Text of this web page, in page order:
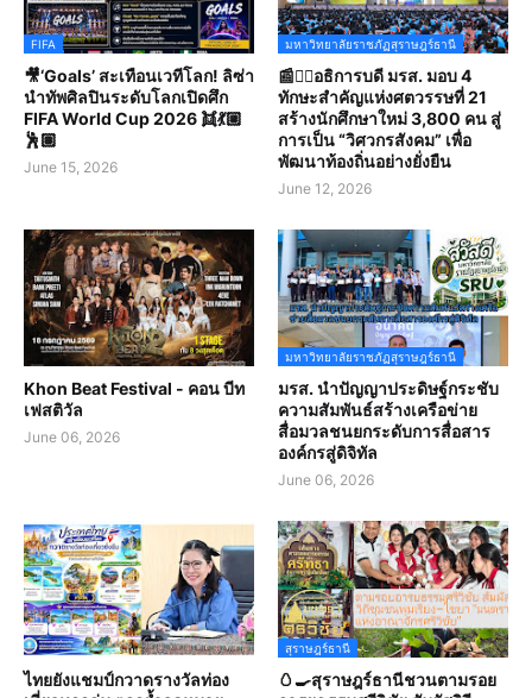
FIFA
🎥‘Goals’ สะเทือนเวทีโลก! ลิซ่า
นำทัพศิลปินระดับโลกเปิดศึก
FIFA World Cup 2026 👯💃🏼
🕺🏽
June 15, 2026
มหาวิทยาลัยราชภัฏสุราษฎร์ธานี
📰✍🏻อธิการบดี มรส. มอบ 4
ทักษะสำคัญแห่งศตวรรษที่ 21
สร้างนักศึกษาใหม่ 3,800 คน สู่
การเป็น “วิศวกรสังคม” เพื่อ
พัฒนาท้องถิ่นอย่างยั่งยืน
June 12, 2026
Khon Beat Festival - คอน บีท
เฟสติวัล
June 06, 2026
มหาวิทยาลัยราชภัฏสุราษฎร์ธานี
มรส. นำปัญญาประดิษฐ์กระชับ
ความสัมพันธ์สร้างเครือข่าย
สื่อมวลชนยกระดับการสื่อสาร
องค์กรสู่ดิจิทัล
June 06, 2026
ไทยยังแชมป์กวาดรางวัลท่อง
สุราษฎร์ธานี
🥚🍳สุราษฎร์ธานีชวนตามรอย